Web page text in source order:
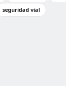
seguridad vial